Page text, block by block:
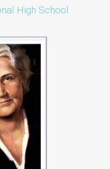
High School